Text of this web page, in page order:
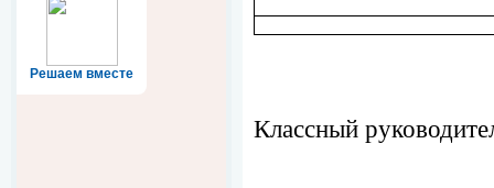
Решаем вместе
Классный